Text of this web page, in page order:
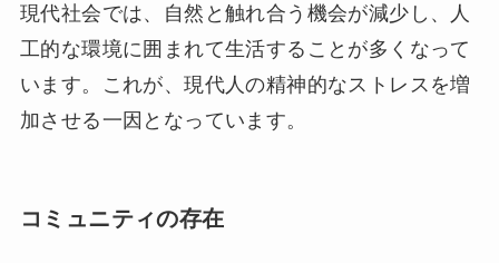
現代社会では、自然と触れ合う機会が減少し、人
工的な環境に囲まれて生活することが多くなって
います。これが、現代人の精神的なストレスを増
加させる一因となっています。
コミュニティの存在